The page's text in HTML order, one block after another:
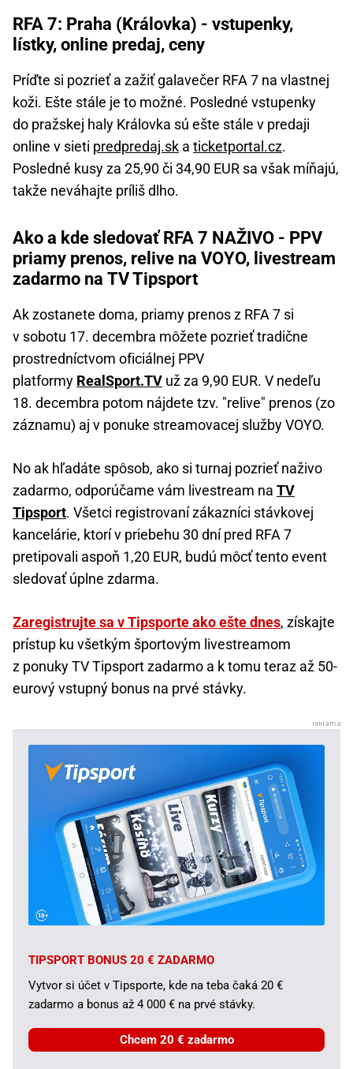
RFA 7: Praha (Královka) - vstupenky,
lístky, online predaj, ceny
Príďte si pozrieť a zažiť galavečer RFA 7 na vlastnej
koži. Ešte stále je to možné. Posledné vstupenky
do pražskej haly Královka sú ešte stále v predaji
online v sieti predpredaj.sk a ticketportal.cz.
Posledné kusy za 25,90 či 34,90 EUR sa však míňajú,
takže neváhajte príliš dlho.
Ako a kde sledovať RFA 7 NAŽIVO - PPV
priamy prenos, relive na VOYO, livestream
zadarmo na TV Tipsport
Ak zostanete doma, priamy prenos z RFA 7 si
v sobotu 17. decembra môžete pozrieť tradične
prostredníctvom oficiálnej PPV
platformy RealSport.TV už za 9,90 EUR. V nedeľu
18. decembra potom nájdete tzv. "relive" prenos (zo
záznamu) aj v ponuke streamovacej služby VOYO.
No ak hľadáte spôsob, ako si turnaj pozrieť naživo
zadarmo, odporúčame vám livestream na TV
Tipsport. Všetci registrovaní zákazníci stávkovej
kancelárie, ktorí v priebehu 30 dní pred RFA 7
pretipovali aspoň 1,20 EUR, budú môcť tento event
sledovať úplne zdarma.
Zaregistrujte sa v Tipsporte ako ešte dnes, získajte
prístup ku všetkým športovým livestreamom
z ponuky TV Tipsport zadarmo a k tomu teraz až 50-
eurový vstupný bonus na prvé stávky.
TIPSPORT BONUS 20 € ZADARMO
Vytvor si účet v Tipsporte, kde na teba čaká 20 €
zadarmo a bonus až 4 000 € na prvé stávky.
Chcem 20 € zadarmo